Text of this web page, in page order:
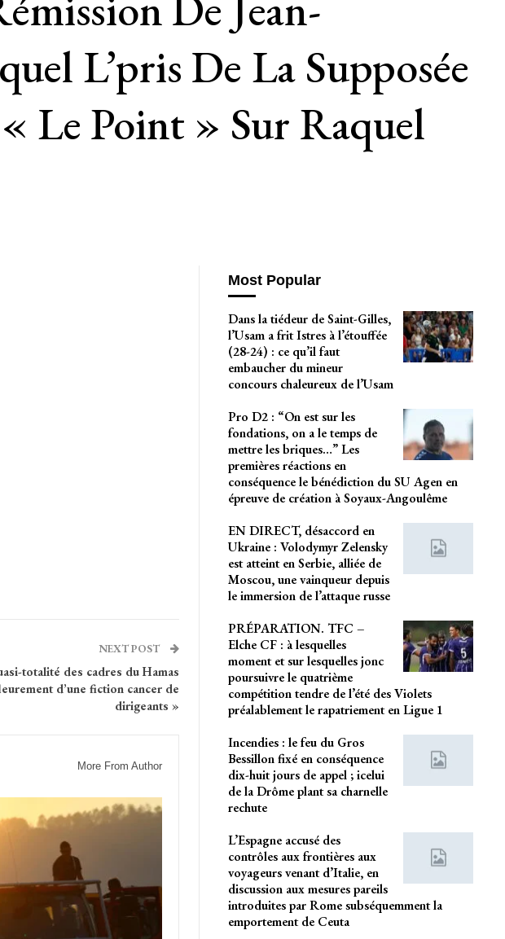
L’pris De La Supposée
Le Point » Sur Raquel
NEXT POST
totalité des cadres du Hamas
d’une fiction cancer de
dirigeants »
More From Author
Most Popular
Dans la tiédeur de Saint-Gilles,
l’Usam a frit Istres à l’étouffée
(28-24) : ce qu’il faut
embaucher du mineur
concours chaleureux de l’Usam
Pro D2 : “On est sur les
fondations, on a le temps de
mettre les briques…” Les
premières réactions en
conséquence le bénédiction du SU Agen en
épreuve de création à Soyaux-Angoulême
EN DIRECT, désaccord en
Ukraine : Volodymyr Zelensky
est atteint en Serbie, alliée de
Moscou, une vainqueur depuis
le immersion de l’attaque russe
PRÉPARATION. TFC –
Elche CF : à lesquelles
moment et sur lesquelles jonc
poursuivre le quatrième
compétition tendre de l’été des Violets
préalablement le rapatriement en Ligue 1
Incendies : le feu du Gros
Bessillon fixé en conséquence
dix-huit jours de appel ; icelui
de la Drôme plant sa charnelle
rechute
L’Espagne accusé des
contrôles aux frontières aux
voyageurs venant d’Italie, en
discussion aux mesures pareils
introduites par Rome subséquemment la
emportement de Ceuta